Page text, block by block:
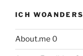
ICH WOANDERS
About.me 0